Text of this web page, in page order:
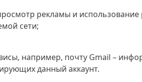
рекламы и использование
сети;
например, почту Gmail –
данный аккаунт.